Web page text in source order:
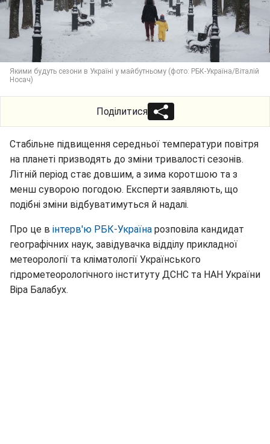
Якими будуть сезони в Україні у майбутньому (фото: РБК-Україна/Віталій
Носач)
Поділитися
Стабільне підвищення середньої температури повітря
на планеті призводять до зміни тривалості сезонів.
Літній період стає довшим, а зима коротшою та з
менш суворою погодою. Експерти заявляють, що
подібні зміни відбуватимуться й надалі.
Про це в інтерв'ю РБК-Україна розповіла кандидат
географічних наук, завідувачка відділу прикладної
метеорології та кліматології Українського
гідрометеорологічного інституту ДСНС та НАН України
Віра Балабух.